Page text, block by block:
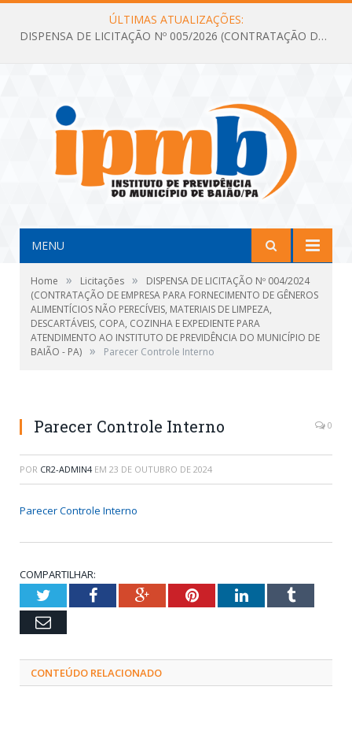
ÚLTIMAS ATUALIZAÇÕES:
DISPENSA DE LICITAÇÃO Nº 005/2026 (CONTRATAÇÃO DE SERVIÇOS TÉCNICOS DE CONSULTORIA E ASSESSORIA EM LICITAÇÃO COM ANÁLISE E ACOMPANHAMENTO DE PROCESSOS LICITATÓRIOS PARA ATENDER AS NECESSIDADES DO INSTITUTO DE PREVIDÊNCIA DO MUNICÍPIO DE BAIÃO – IPMB)
MENU
Home » Licitações »
DISPENSA DE LICITAÇÃO Nº 004/2024
(CONTRATAÇÃO DE EMPRESA PARA FORNECIMENTO DE GÊNEROS
ALIMENTÍCIOS NÃO PERECÍVEIS, MATERIAIS DE LIMPEZA,
DESCARTÁVEIS, COPA, COZINHA E EXPEDIENTE PARA
ATENDIMENTO AO INSTITUTO DE PREVIDÊNCIA DO MUNICÍPIO DE
BAIÃO - PA) » Parecer Controle Interno
Parecer Controle Interno 0
POR CR2-ADMIN4 EM 23 DE OUTUBRO DE 2024
Parecer Controle Interno
COMPARTILHAR:
TwitterFacebookGoogle+PinterestLinkedInTumblr
Email
CONTEÚDO RELACIONADO